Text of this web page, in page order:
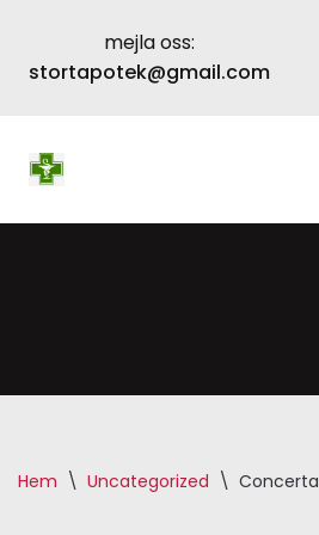
Skip
mejla oss:
stortapotek@gmail.com
Hem \ Uncategorized \ Concerta